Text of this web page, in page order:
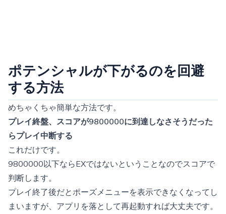
ポテンシャルが下がるのを回避
する方法
めちゃくちゃ簡単な方法です。
プレイ終盤、スコアが9800000に到達しなさそうだった
らプレイ中断する
これだけです。
9800000以下ならEXではないということなのでスコアで
判断します。
プレイ終了後だとポーズメニューを表示できなくなってし
まいますが、アプリを落として再起動すれば大丈夫です。